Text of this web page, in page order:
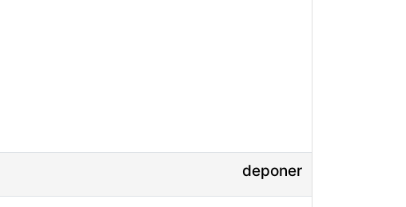
deponer